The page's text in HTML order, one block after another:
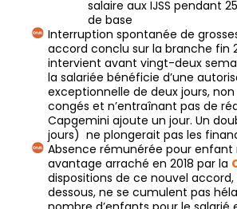
salaire aux IJSS pendant
de base
Interruption spontanée de
accord conclu sur la branche fin
intervient avant vingt-deux
la salariée bénéficie d’une
exceptionnelle de deux jours,
congés et n’entraînant pas de
Capgemini ajoute un jour. Un
jours) ne plongerait pas les
Absence rémunérée pour enfant
avantage arraché en 2018 par la
dispositions de ce nouvel
dessous, ne se cumulent pas